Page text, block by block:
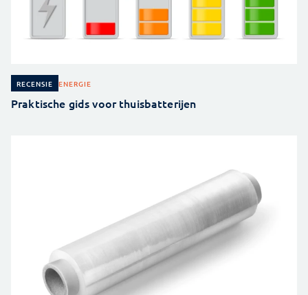
RECENSIE ENERGIE
Praktische gids voor thuisbatterijen